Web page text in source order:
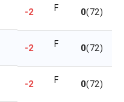
-2 F 0(72)
-2 F 0(72)
-2 F 0(72)